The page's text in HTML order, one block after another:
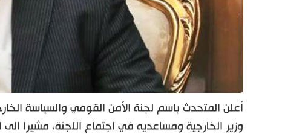
أعلن المتحدث باسم لجنة الأمن القومي والسياسة
وزير الخارجية ومساعديه في اجتماع اللجنة، مشيرا الى